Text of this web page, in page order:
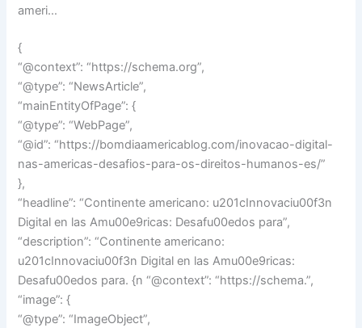
ameri…
{
“@context”: “https://schema.org”,
“@type”: “NewsArticle”,
“mainEntityOfPage”: {
“@type”: “WebPage”,
“@id”: “https://bomdiaamericablog.com/inovacao-digital-
nas-americas-desafios-para-os-direitos-humanos-es/”
},
“headline”: “Continente americano: u201cInnovaciu00f3n
Digital en las Amu00e9ricas: Desafu00edos para”,
“description”: “Continente americano:
u201cInnovaciu00f3n Digital en las Amu00e9ricas:
Desafu00edos para. {n “@context”: “https://schema.”,
“image”: {
“@type”: “ImageObject”,